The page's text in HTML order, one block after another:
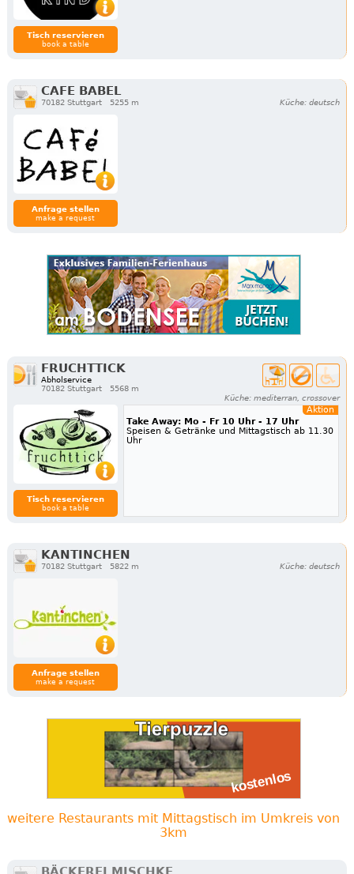
Tisch reservieren
book a table
CAFE BABEL
70182 Stuttgart 5255 m Küche: deutsch
Anfrage stellen
make a request
FRUCHTTICK
Abholservice
70182 Stuttgart
5568 m
Küche: mediterran, crossover
Tisch reservieren
book a table
Aktion
Take Away: Mo - Fr 10 Uhr - 17 Uhr
Speisen & Getränke und Mittagstisch ab 11.30
Uhr
KANTINCHEN
70182 Stuttgart 5822 m Küche: deutsch
Anfrage stellen
make a request
weitere Restaurants mit Mittagstisch im Umkreis von
3km